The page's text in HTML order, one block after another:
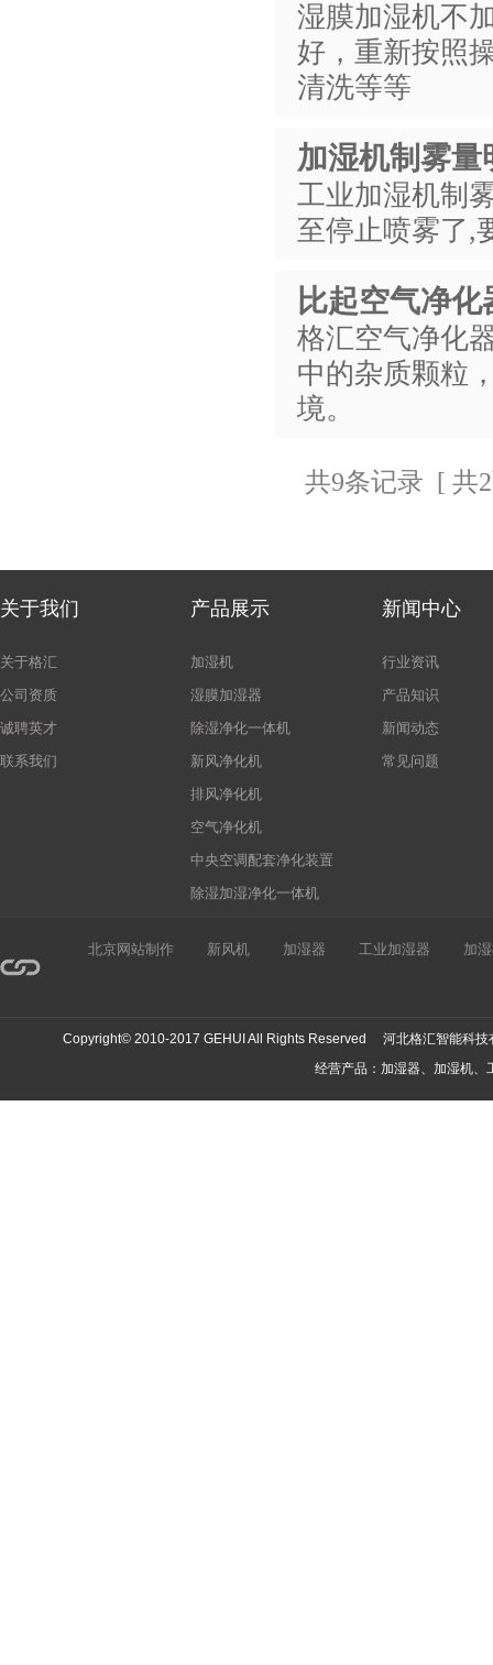
湿膜加湿机不
好，重新按照
清洗等等
加湿机制雾量
工业加湿机制
至停止喷雾了,
比起空气净
格汇空气净化
中的杂质颗粒
境。
共9条记录 [
关于我们
关于格汇
公司资质
诚聘英才
联系我们
产品展示
加湿机
湿膜加湿器
除湿净化一体机
新风净化机
排风净化机
空气净化机
中央空调配套净化装置
除湿加湿净化一体机
新闻中心
行业资讯
产品知识
新闻动态
常见问题
北京网站制作 新风机 加湿器 工业加湿器 加
Copyright© 2010-2017 GEHUI All Rights Reserved 河北格汇智能科技
经营产品：加湿器、加湿机、